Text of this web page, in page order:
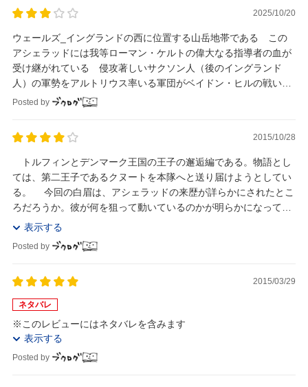
2025/10/20
ウェールズ_イングランドの西に位置する山岳地帯である この
アシェラッドには我等ローマン・ケルトの偉大なる指導者の血が
受け継がれている 侵攻著しいサクソン人（後のイングランド
人）の軍勢をアルトリウス率いる軍団がベイドン・ヒルの戦いに
於いて打ち破り_ブリタニアに平和を齎したとある
Posted by
2015/10/28
トルフィンとデンマーク王国の王子の邂逅編である。物語とし
ては、第二王子であるクヌートを本隊へと送り届けようとしてい
る。 今回の白眉は、アシェラッドの来歴が詳らかにされたとこ
ろだろうか。彼が何を狙って動いているのかが明らかになってい
る。当然、彼の首を狙うトルフィンにとってもこの...
表示する
Posted by
2015/03/29
ネタバレ
※このレビューにはネタバレを含みます
表示する
Posted by